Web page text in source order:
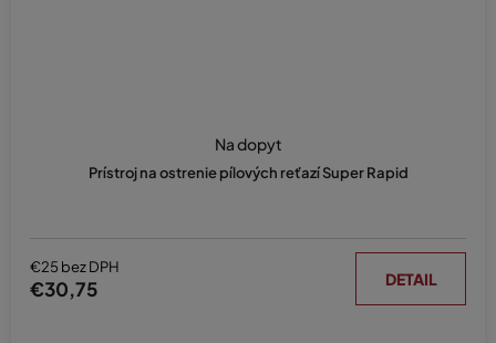
Prístroj na ostrenie pílových reťazí Super Rapid
Na dopyt
€25 bez DPH
€30,75 DETAIL